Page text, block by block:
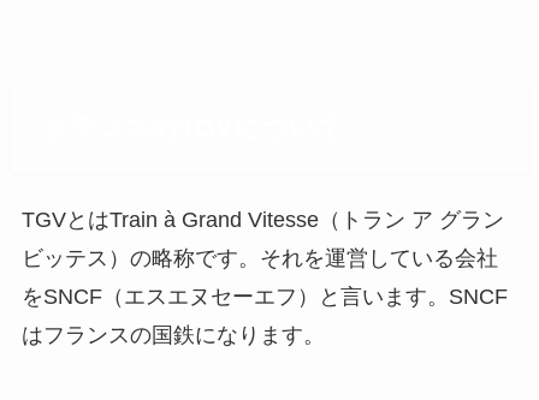
TGVとはTrain à Grand Vitesse（トラン ア グラン
ビッテス）の略称です。それを運営している会社
をSNCF（エスエヌセーエフ）と言います。SNCF
はフランスの国鉄になります。